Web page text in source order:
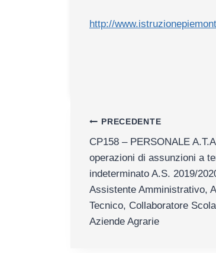
http://
Navigazione
articoli
PRECEDENTE
CP158 – PERSONALE
operazioni di assunzioni a
indeterminato A.S. 2019/
Assistente Amministrativo,
Tecnico, Collaboratore
Aziende Agrarie